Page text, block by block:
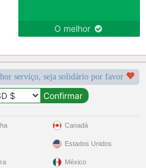
O melhor
serviço, seja solidário por favor
Canadá
Estados Unidos
México